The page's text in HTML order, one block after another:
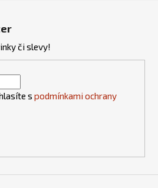
či slevy!
s podmínkami ochrany